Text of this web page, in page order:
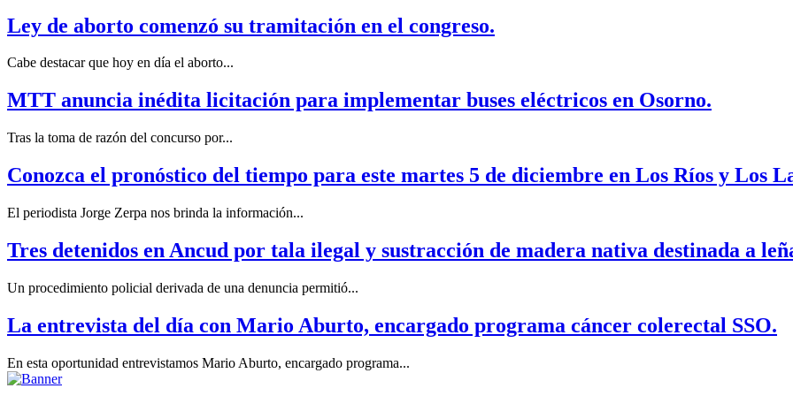
Ley de aborto comenzó su tramitación en el congreso.
Cabe destacar que hoy en día el aborto...
MTT anuncia inédita licitación para implementar buses eléctricos en Osorno.
Tras la toma de razón del concurso por...
Conozca el pronóstico del tiempo para este martes 5 de diciembre en Los Ríos y Los
El periodista Jorge Zerpa nos brinda la información...
Tres detenidos en Ancud por tala ilegal y sustracción de madera nativa destinada a
Un procedimiento policial derivada de una denuncia permitió...
La entrevista del día con Mario Aburto, encargado programa cáncer colerectal SSO.
En esta oportunidad entrevistamos Mario Aburto, encargado programa...